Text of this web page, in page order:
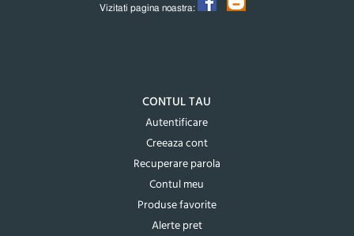
Vizitati pagina noastra:
CONTUL TAU
Autentificare
Creeaza cont
Recuperare parola
Contul meu
Produse favorite
Alerte pret